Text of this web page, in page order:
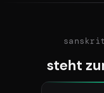
steht